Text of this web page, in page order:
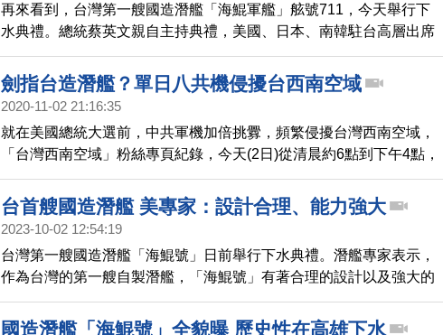
再來看到，台灣第一艘國造潛艦「海鯤軍艦」舷號711，今天舉行下
水典禮。總統蔡英文親自主持典禮，美國、日本、南韓駐台高層出席
觀禮，預定2025年成軍。
劍指台造潛艦？單日八共機侵擾台西南空域
2020-11-02 21:16:35
就在美國總統大選前，中共軍機加倍挑釁，頻繁侵擾台灣西南空域，
「台灣西南空域」粉絲專頁紀錄，今天(2日)從清晨約6點到下午4點，
可能有七次侵擾。中華民國國防部晚間發布證實，共機在一天內，出
動八個架次。
台首艘國造潛艦 美專家：設計合理、能力強大
2023-10-02 12:54:19
台灣第一艘國造潛艦「海鯤號」日前舉行下水典禮。潛艦專家表示，
作為台灣的第一艘自製潛艦，「海鯤號」有著合理的設計以及強大的
能力。
國造潛艦「海鯤號」全貌曝 歷史性在高雄下水